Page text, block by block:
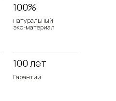
100 лет
100%
натуральный
эко-материал
Гарантии